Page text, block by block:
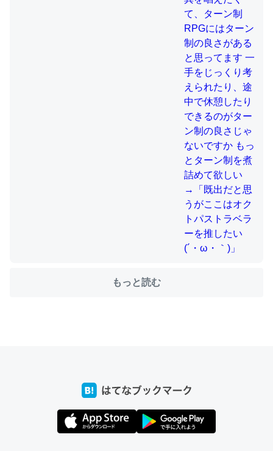
ウチもEchoを実家に置いて４年。でたまに覗いてる。ぼ
ちぼちRingも置こうかと画策中。あと、Googleマップで
位置情報を共有してる。電池残量や充電中かが分かるので
─たまにLINEするくらいだった遠方の父67歳と僕。ITツール導入で
コミュニケーションが劇的に変化した｜tayorini by LIFULL介護
ちょうど同じ理由でEcho Show 8を設定中でした。Prime
とかSpotifyを支払う孝行もできる。一生で親と会える残
たいなのでネット環境作ったけどAlexaしか使わないので
回線代ほとんどかからないですよ。参考：
https://toyoshi.hatenablog.com/entry/2019/05/15/1805
もっと読む